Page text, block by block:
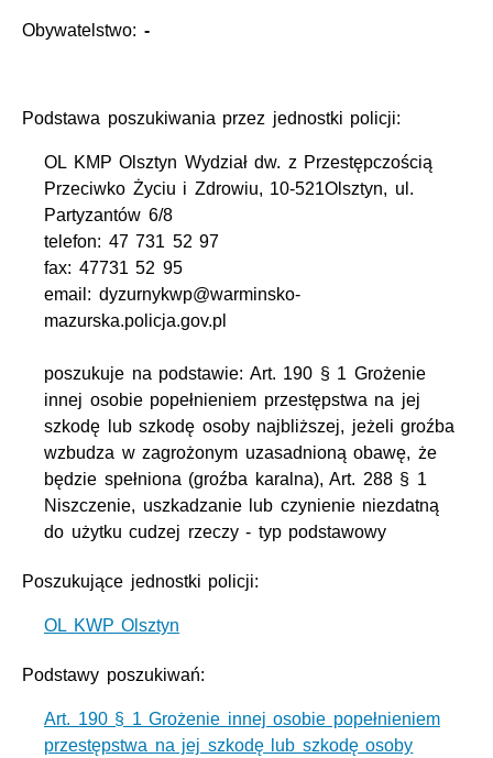
Obywatelstwo: -
Podstawa poszukiwania przez jednostki policji:
OL KMP Olsztyn Wydział dw. z Przestępczością
Przeciwko Życiu i Zdrowiu, 10-521Olsztyn, ul.
Partyzantów 6/8
telefon: 47 731 52 97
fax: 47731 52 95
email: dyzurnykwp@warminsko-
mazurska.policja.gov.pl
poszukuje na podstawie: Art. 190 § 1 Grożenie
innej osobie popełnieniem przestępstwa na jej
szkodę lub szkodę osoby najbliższej, jeżeli groźba
wzbudza w zagrożonym uzasadnioną obawę, że
będzie spełniona (groźba karalna), Art. 288 § 1
Niszczenie, uszkadzanie lub czynienie niezdatną
do użytku cudzej rzeczy - typ podstawowy
Poszukujące jednostki policji:
OL KWP Olsztyn
Podstawy poszukiwań:
Art. 190 § 1 Grożenie innej osobie popełnieniem
przestępstwa na jej szkodę lub szkodę osoby